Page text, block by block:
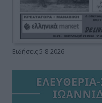
Ειδήσεις 5-8-2026